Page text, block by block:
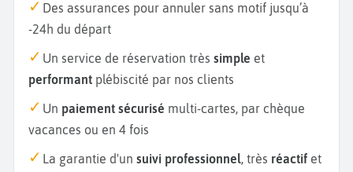
Des assurances pour annuler sans motif jusqu’à
-24h du départ
Un service de réservation très simple et
performant plébiscité par nos clients
Un paiement sécurisé multi-cartes, par chèque
vacances ou en 4 fois
La garantie d'un suivi professionnel, très réactif et